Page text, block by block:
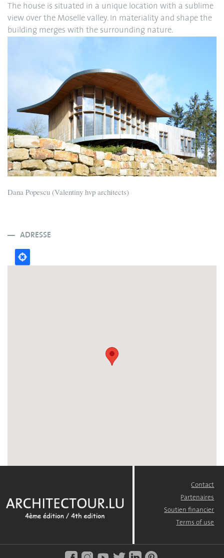
The house is situated in a unique location with a sublime
view over the Moselle valley. In materiality and shape the
building merges with the surrounding nature.
Dana Popescu (Valentiny hvp architects)
ADRESSE
Contact
Partenaires
Soutien financier
Terms of use